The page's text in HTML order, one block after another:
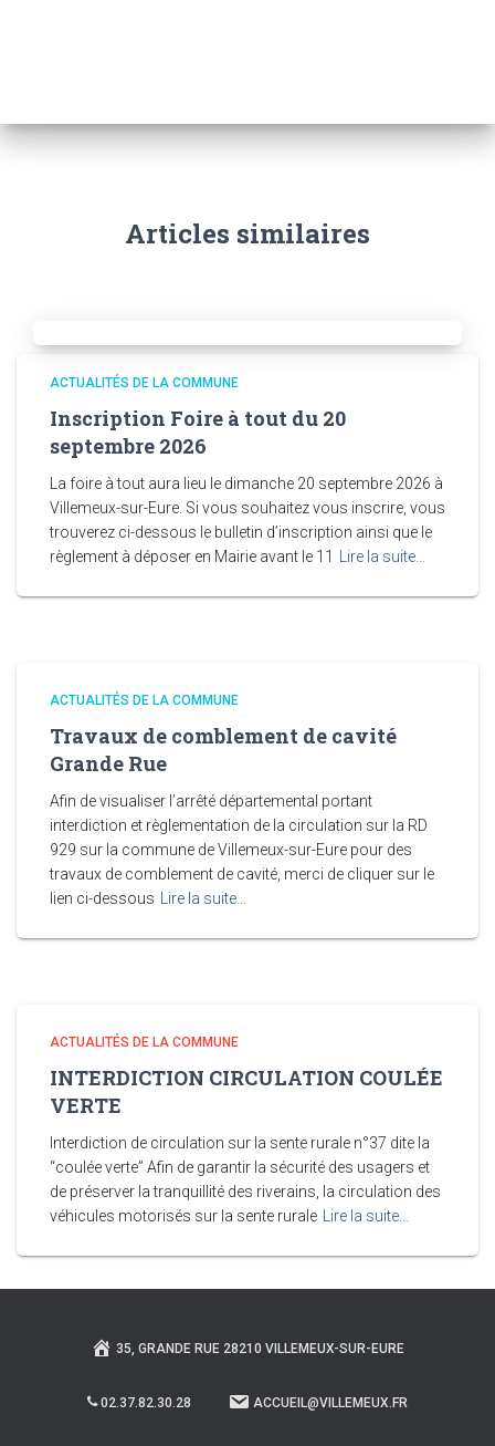
Articles similaires
ACTUALITÉS DE LA COMMUNE
Inscription Foire à tout du 20
septembre 2026
La foire à tout aura lieu le dimanche 20 septembre 2026 à
Villemeux-sur-Eure. Si vous souhaitez vous inscrire, vous
trouverez ci-dessous le bulletin d’inscription ainsi que le
règlement à déposer en Mairie avant le 11
Lire la suite…
ACTUALITÉS DE LA COMMUNE
Travaux de comblement de cavité
Grande Rue
Afin de visualiser l’arrêté départemental portant
interdiction et règlementation de la circulation sur la RD
929 sur la commune de Villemeux-sur-Eure pour des
travaux de comblement de cavité, merci de cliquer sur le
lien ci-dessous
Lire la suite…
ACTUALITÉS DE LA COMMUNE
INTERDICTION CIRCULATION COULÉE
VERTE
Interdiction de circulation sur la sente rurale n°37 dite la
“coulée verte” Afin de garantir la sécurité des usagers et
de préserver la tranquillité des riverains, la circulation des
véhicules motorisés sur la sente rurale
Lire la suite…
35, GRANDE RUE 28210 VILLEMEUX-SUR-EURE
02.37.82.30.28 ACCUEIL@VILLEMEUX.FR